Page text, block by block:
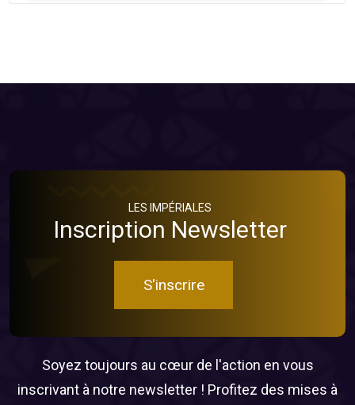
LES IMPÉRIALES
Inscription Newsletter
S'inscrire
Soyez toujours au cœur de l'action en vous
inscrivant à notre newsletter ! Profitez des mises à